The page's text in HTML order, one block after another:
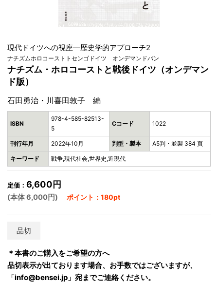
現代ドイツへの視座―歴史学的アプローチ2
ナチズムホロコーストトセンゴドイツ オンデマンドバン
ナチズム・ホロコーストと戦後ドイツ（オンデマン
ド版）
石田勇治・川喜田敦子 編
ISBN
978-4-585-82513-
5
Cコード 1022
刊行年月 2022年10月 判型・製本 A5判・並製 384 頁
キーワード 戦争,現代社会,世界史,近現代
定価： 6,600円
(本体 6,000円) ポイント：180pt
品切
＊本書のご購入をご希望の方へ
品切表示が出ております場合、お手数ではございますが、
「info@bensei.jp」宛までご連絡ください。